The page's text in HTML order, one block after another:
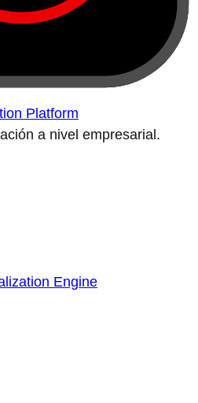
Platform
a nivel empresarial.
Engine